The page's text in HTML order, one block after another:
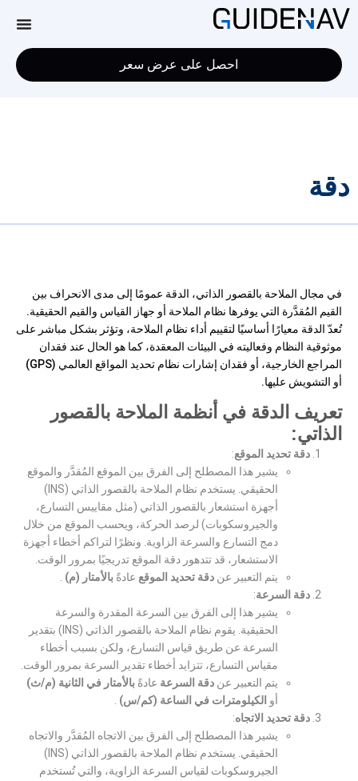
احصل على عرض سعر
دقة
في مجال الملاحة بالقصور الذاتي، الدقة عمومًا إلى مدى الانحراف بين
القيم المُقدَّرة التي يوفرها نظام الملاحة أو جهاز القياس والقيم الحقيقية.
تُعدّ الدقة معيارًا أساسيًا لتقييم أداء نظام الملاحة، وتؤثر بشكل مباشر على
موثوقية النظام وفعاليته في البيئات المعقدة، كما هو الحال عند فقدان
المراجع الخارجية، أو فقدان إشارات نظام تحديد المواقع العالمي (GPS)
أو التشويش عليها.
تعريف الدقة في أنظمة الملاحة بالقصور
الذاتي:
دقة تحديد الموقع:
يشير هذا المصطلح إلى الفرق بين الموقع المُقدَّر والموقع
الحقيقي. يستخدم نظام الملاحة بالقصور الذاتي (INS)
أجهزة استشعار بالقصور الذاتي (مثل مقاييس التسارع،
والجيروسكوبات) لرصد الحركة، ويحسب الموقع من خلال
دمج التسارع والسرعة الزاوية. ونظرًا لتراكم أخطاء أجهزة
الاستشعار، قد تتدهور دقة الموقع تدريجيًا بمرور الوقت.
يتم التعبير عن دقة تحديد الموقع عادةً بالأمتار (م) .
دقة السرعة:
يشير هذا إلى الفرق بين السرعة المقدرة والسرعة
الحقيقية. يقوم نظام الملاحة بالقصور الذاتي (INS) بتقدير
السرعة عن طريق قياس التسارع، ولكن بسبب أخطاء
مقياس التسارع، تتزايد أخطاء تقدير السرعة بمرور الوقت.
يتم التعبير عن دقة السرعة عادةً بالأمتار في الثانية (م/ث)
أو الكيلومترات في الساعة (كم/س) .
دقة تحديد الاتجاه:
يشير هذا المصطلح إلى الفرق بين الاتجاه المُقدَّر والاتجاه
الحقيقي. يستخدم نظام الملاحة بالقصور الذاتي (INS)
الجيروسكوبات لقياس السرعة الزاوية، والتي تُستخدم